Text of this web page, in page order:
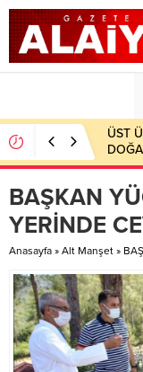
ÜST
BAŞKAN
YERİNDE
Anasayfa » Alt Manşet »